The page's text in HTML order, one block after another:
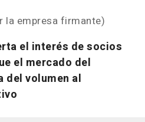
la empresa firmante)
el interés de socios
el mercado del
del volumen al